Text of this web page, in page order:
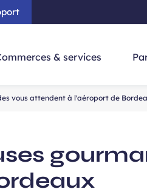
principal - Aller à la
& services
vous attendent à l'aéroport de